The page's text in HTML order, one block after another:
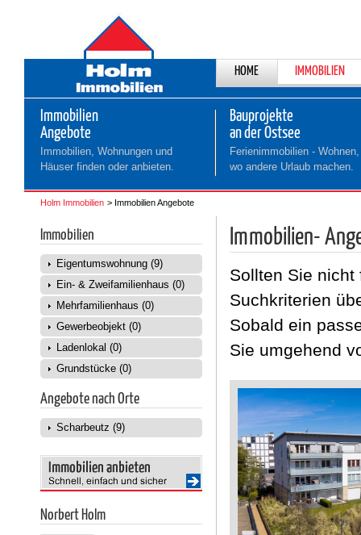
NAVIGATION
ÜBERSPRINGEN
HOME IMMOBILIEN
Immobilien
Angebote
Immobilien, Wohnungen und
Häuser finden oder anbieten.
Bauprojekte
an der Ostsee
Ferienimmobilien - Wohnen,
wo andere Urlaub machen.
Holm Immobilien Immobilien Angebote
Immobilien-
Sollten Sie nicht
Suchkriterien
Sobald ein
Sie umgehend
Immobilien
Eigentumswohnung (9)
Ein- & Zweifamilienhaus (0)
Mehrfamilienhaus (0)
Gewerbeobjekt (0)
Ladenlokal (0)
Grundstücke (0)
Angebote nach Orte
Scharbeutz (9)
Norbert Holm